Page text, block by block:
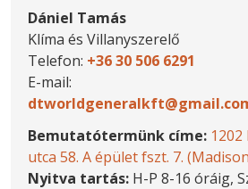
Dániel Tamás
Klíma és Villanyszerelő
Telefon: +36 30 506 6291
E-mail:
Bemutatótermünk címe:
utca 58. A épület fszt. 7.
Nyitva tartás: H-P 8-16 óráig,